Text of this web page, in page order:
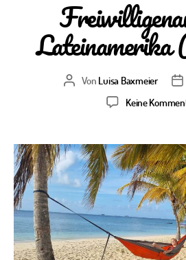
Beitragsautor
Von Luisa Baxmeier
Keine